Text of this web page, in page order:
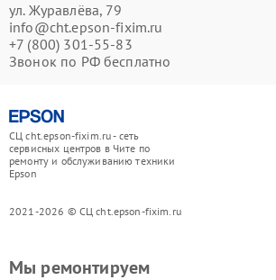
ул. Журавлёва, 79
info@cht.epson-fixim.ru
+7 (800) 301-55-83
Звонок по РФ бесплатно
СЦ cht.epson-fixim.ru - сеть
сервисных центров в Чите по
ремонту и обслуживанию техники
Epson
2021-2026 © СЦ cht.epson-fixim.ru
Мы ремонтируем